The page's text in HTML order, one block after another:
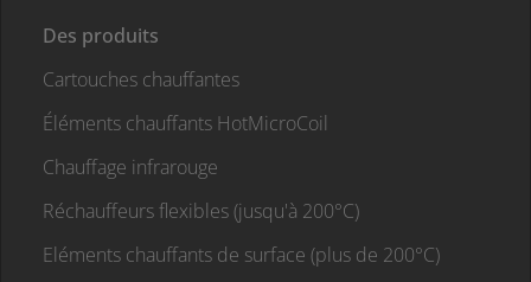
Des produits
Cartouches chauffantes
Éléments chauffants HotMicroCoil
Chauffage infrarouge
Réchauffeurs flexibles (jusqu'à 200°C)
Eléments chauffants de surface (plus de 200°C)